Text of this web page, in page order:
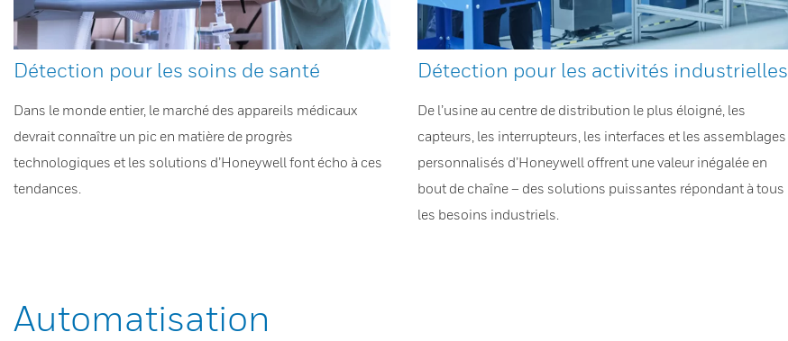
Détection pour les soins de santé
Dans le monde entier, le marché des appareils médicaux
devrait connaître un pic en matière de progrès
technologiques et les solutions d’Honeywell font écho à ces
tendances.
Détection pour les activités industrielles
De l’usine au centre de distribution le plus éloigné, les
capteurs, les interrupteurs, les interfaces et les assemblages
personnalisés d’Honeywell offrent une valeur inégalée en
bout de chaîne – des solutions puissantes répondant à tous
les besoins industriels.
Automatisation